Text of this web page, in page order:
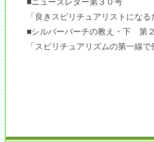
「良きスピリチュアリストにな
■シルバーバーチの教え・下 第
「スピリチュアリズムの第一線